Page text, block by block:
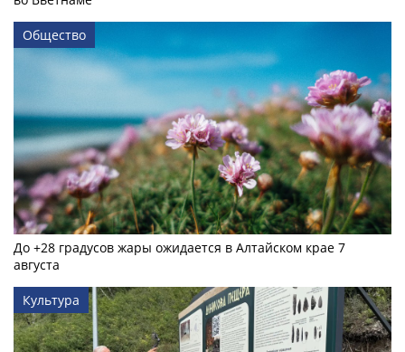
Общество
До +28 градусов жары ожидается в Алтайском крае 7
августа
Культура